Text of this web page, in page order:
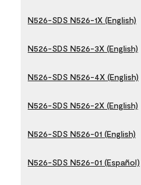
N526-SDS N526-1X (English)
N526-SDS N526-3X (English)
N526-SDS N526-4X (English)
N526-SDS N526-2X (English)
N526-SDS N526-01 (English)
N526-SDS N526-01 (Español)